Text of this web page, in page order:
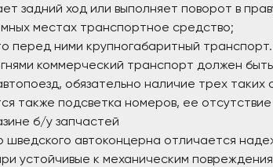
задний ход или выполняет поворот в
местах транспортное средство;
перед ними крупногабаритный транспорт.
коммерческий транспорт должен
обязательно наличие трех
также подсветка номеров, ее
б/у запчастей
шведского автоконцерна отличается
устойчивые к механическим